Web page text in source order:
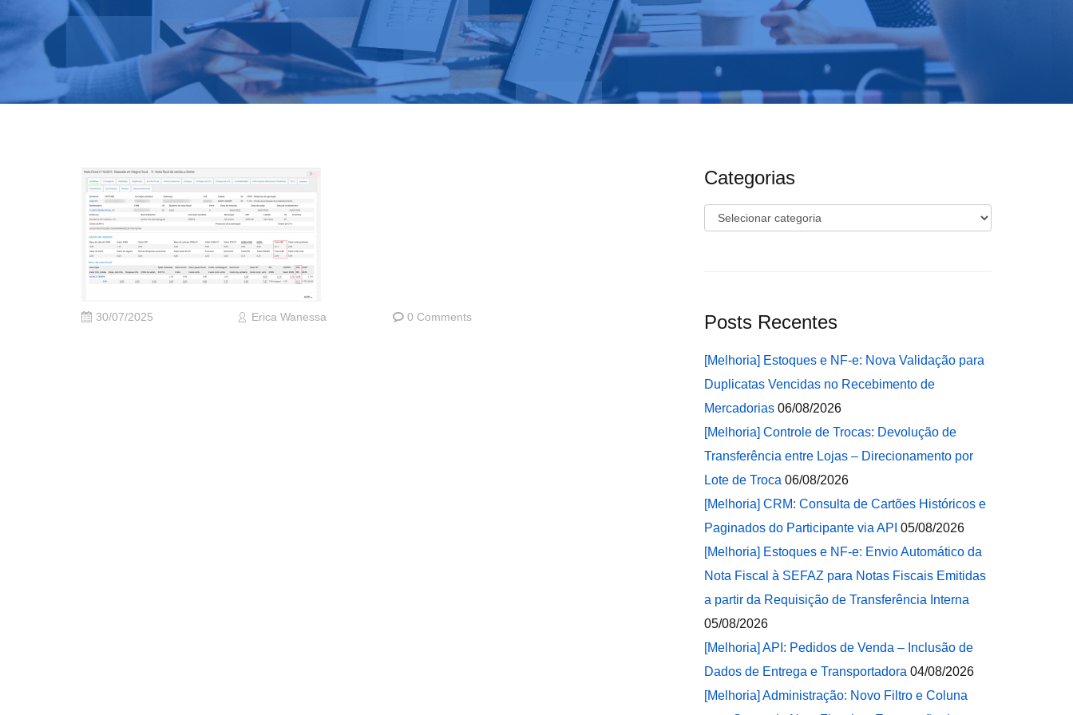
30/07/2025 Erica Wanessa 0 Comments
Categorias
Categorias
Posts Recentes
[Melhoria] Estoques e NF-e: Nova Validação para
Duplicatas Vencidas no Recebimento de
Mercadorias 06/08/2026
[Melhoria] Controle de Trocas: Devolução de
Transferência entre Lojas – Direcionamento por
Lote de Troca 06/08/2026
[Melhoria] CRM: Consulta de Cartões Históricos e
Paginados do Participante via API 05/08/2026
[Melhoria] Estoques e NF-e: Envio Automático da
Nota Fiscal à SEFAZ para Notas Fiscais Emitidas
a partir da Requisição de Transferência Interna
05/08/2026
[Melhoria] API: Pedidos de Venda – Inclusão de
Dados de Entrega e Transportadora 04/08/2026
[Melhoria] Administração: Novo Filtro e Coluna